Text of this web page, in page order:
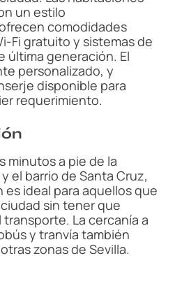
un estilo
comodidades
Fi gratuito y sistemas de
generación. El
personalizado, y
disponible para
requerimiento.
minutos a pie de la
el barrio de Santa Cruz,
es ideal para aquellos que
sin tener que
La cercanía a
y tranvía también
zonas de Sevilla.